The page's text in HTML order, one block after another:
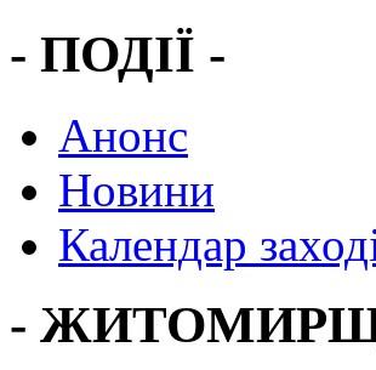
- ПОДІЇ -
Анонс
Новини
Календар
-